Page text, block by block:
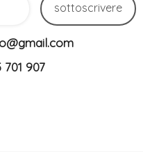
sottoscrivere
701 907